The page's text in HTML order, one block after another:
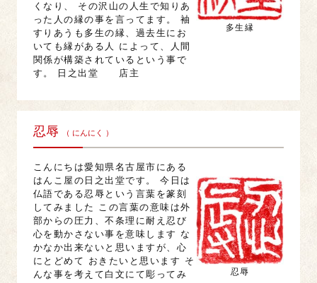
多生縁
くなり、 その沢山の人生で知りあ
った人の縁の事を言ってます。 袖
すりあうも多生の縁、過去生にお
いても縁がある人 によって、人間
関係が構築されているという事で
す。 日之出堂 店主
忍辱 （ にんにく ）
忍辱
こんにちは愛知県名古屋市にある
はんこ屋の日之出堂です。 今日は
仏語である忍辱という言葉を篆刻
してみました この言葉の意味は外
部からの圧力、不条理に耐え忍び
心を動かさない事を意味します な
かなか出来ないと思いますが、心
にとどめて おきたいと思います そ
んな事を考えて白文にて彫ってみ